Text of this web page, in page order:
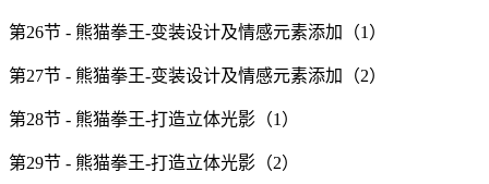
第26节 - 熊猫拳王-变装设计及情感元素添加（1）
第27节 - 熊猫拳王-变装设计及情感元素添加（2）
第28节 - 熊猫拳王-打造立体光影（1）
第29节 - 熊猫拳王-打造立体光影（2）